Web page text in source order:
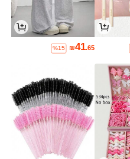
₪41.65
%15